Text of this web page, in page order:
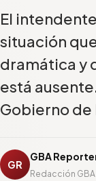
El
situación
dramática y
está
Gobierno
GR
GBA
Redacción